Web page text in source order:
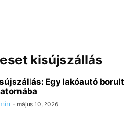
kisújszállás
Egy lakóautó borult
- május 10, 2026